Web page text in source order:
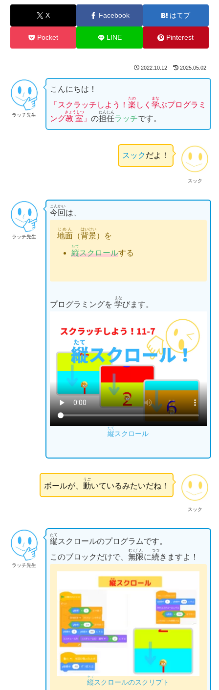
X Facebook はてブ
Pocket LINE Pinterest
2022.10.12 2025.05.02
ラッチ先生
こんにちは！
「スクラッチしよう！ 楽
たの
しく 学
まな
ぶプログラミ
ング教室
きょうしつ
」 の担任
たんにん
ラッチです。
スック
スックだよ！
ラッチ先生
今回
こんかい
は、
地面
じめん
（背景
はいけい
）を
縦
たて
スクロールする
プログラミングを 学
まな
びます。
縦
たて
スクロール
スック
ボールが、動
うご
いているみたいだね！
ラッチ先生
縦
たて
スクロールのプログラムです。
このブロックだけで、 無限
むげん
に続
つづ
きますよ！
縦
たて
スクロールのスクリプト